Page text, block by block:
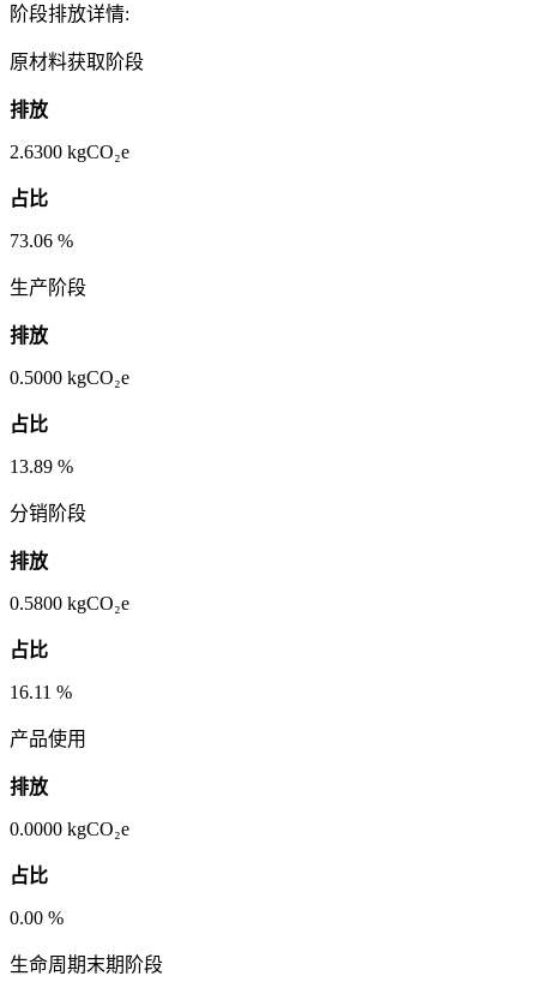
阶段排放详情:
原材料获取阶段
排放
2.6300 kgCO₂e
占比
73.06 %
生产阶段
排放
0.5000 kgCO₂e
占比
13.89 %
分销阶段
排放
0.5800 kgCO₂e
占比
16.11 %
产品使用
排放
0.0000 kgCO₂e
占比
0.00 %
生命周期末期阶段